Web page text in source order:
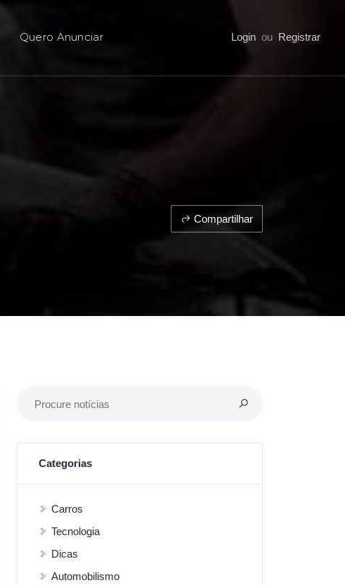
Quero Anunciar Login ou Registrar
Compartilhar
Categorias
Carros
Tecnologia
Dicas
Automobilismo